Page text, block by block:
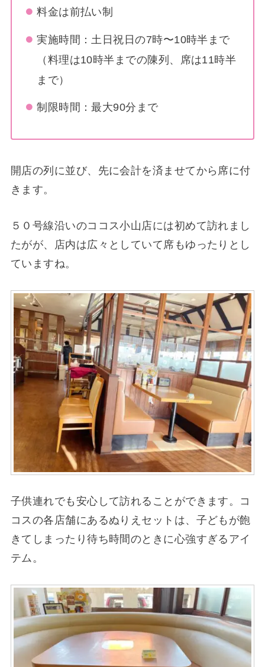
料金は前払い制
実施時間：土日祝日の7時〜10時半まで
（料理は10時半までの陳列、席は11時半
まで）
制限時間：最大90分まで
開店の列に並び、先に会計を済ませてから席に付
きます。
５０号線沿いのココス小山店には初めて訪れまし
たがが、店内は広々としていて席もゆったりとし
ていますね。
子供連れでも安心して訪れることができます。コ
コスの各店舗にあるぬりえセットは、子どもが飽
きてしまったり待ち時間のときに心強すぎるアイ
テム。